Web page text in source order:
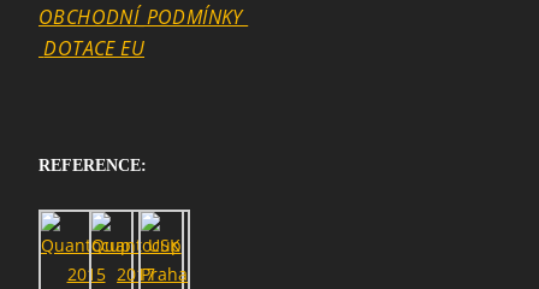
OBCHODNÍ_PODMÍNKY
DOTACE EU
REFERENCE: